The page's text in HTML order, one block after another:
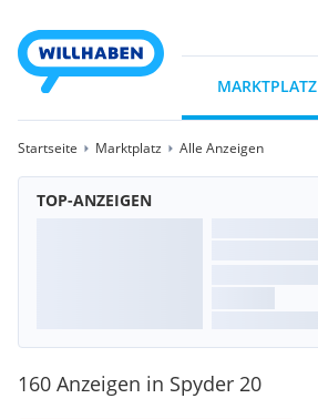
MARKTPLATZ
Startseite Marktplatz Alle Anzeigen
TOP-ANZEIGEN
160 Anzeigen in Spyder 20